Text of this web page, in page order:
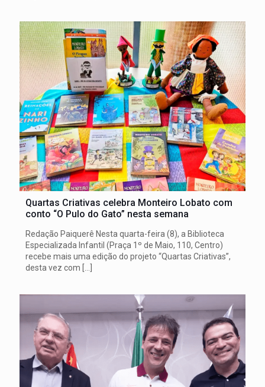
Quartas Criativas celebra Monteiro Lobato com
conto “O Pulo do Gato” nesta semana
Redação Paiquerê Nesta quarta-feira (8), a Biblioteca
Especializada Infantil (Praça 1º de Maio, 110, Centro)
recebe mais uma edição do projeto “Quartas Criativas”,
desta vez com